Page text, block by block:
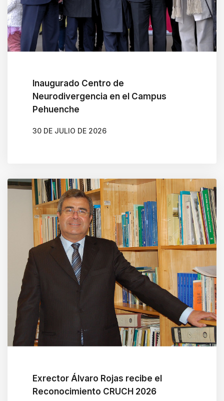
Inaugurado Centro de
Neurodivergencia en el Campus
Pehuenche
30 DE JULIO DE 2026
Exrector Álvaro Rojas recibe el
Reconocimiento CRUCH 2026